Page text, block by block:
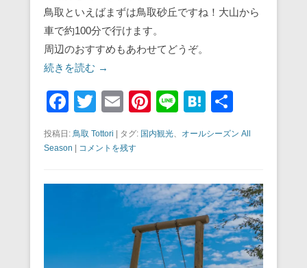
鳥取といえばまずは鳥取砂丘ですね！大山から
車で約100分で行けます。
周辺のおすすめもあわせてどうぞ。
続きを読む →
F
a
c
b
k
T
tt
E
m
ail
Pi
nt
er
st
Li
e
H
e
a
投稿日: 鳥取 Tottori | タグ: 国内観光、 オールシーズン All
Season | コメントを残す